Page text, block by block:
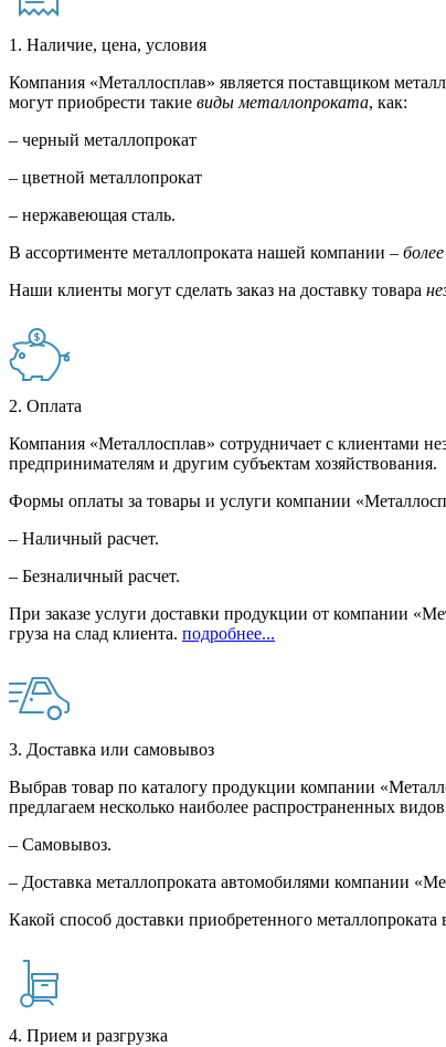
1. Наличие, цена, условия
Компания «Металлосплав» является поставщиком
могут приобрести такие виды металлопроката, как:
– черный металлопрокат
– цветной металлопрокат
– нержавеющая сталь.
В ассортименте металлопроката нашей компании –
Наши клиенты могут сделать заказ на доставку товара
2. Оплата
Компания «Металлосплав» сотрудничает с клиентами
предпринимателям и другим субъектам хозяйствования.
Формы оплаты за товары и услуги компании
– Наличный расчет.
– Безналичный расчет.
При заказе услуги доставки продукции от компании
груза на слад клиента. подробнее...
3. Доставка или самовывоз
Выбрав товар по каталогу продукции компании
предлагаем несколько наиболее распространенных
– Самовывоз.
– Доставка металлопроката автомобилями компании
Какой способ доставки приобретенного
4. Прием и разгрузка